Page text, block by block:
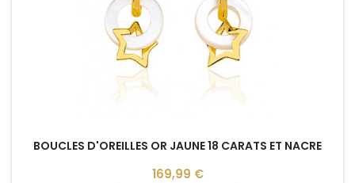
BOUCLES D'OREILLES OR JAUNE 18 CARATS ET NACRE
Prix
169,99 €